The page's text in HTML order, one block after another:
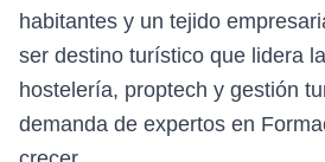
habitantes y un tejido
ser destino turístico que lidera
hostelería, proptech y gestión
demanda de expertos en